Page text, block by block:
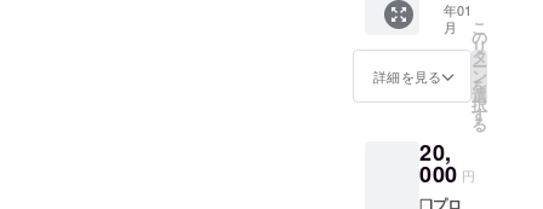
ます、
記入忘
れが
あった
能性が
ありま
す ❏デ
＆名前
読み上
げの実
施 ※掲
載期間
はLive
アーカ
イブが
残って
年01
月
詳細を見る
こ
の
リ
タ
ー
ン
を
選
択
す
る
20,
000 円
❏プロ